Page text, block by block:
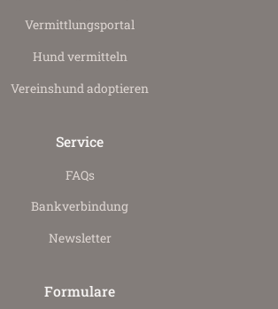
Vermittlungs­portal
Hund vermitteln
Vereinshund adoptieren
Service
FAQs
Bankverbindung
Newsletter
Formulare